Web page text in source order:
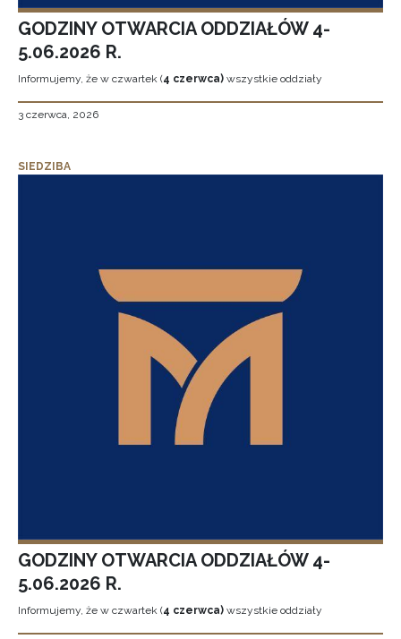
GODZINY OTWARCIA ODDZIAŁÓW 4-
5.06.2026 R.
Informujemy, że w czwartek (4 czerwca) wszystkie oddziały
3 czerwca, 2026
SIEDZIBA
GODZINY OTWARCIA ODDZIAŁÓW 4-
5.06.2026 R.
Informujemy, że w czwartek (4 czerwca) wszystkie oddziały